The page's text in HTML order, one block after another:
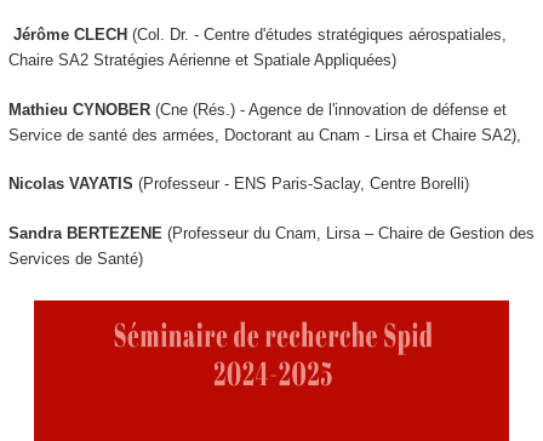
Jérôme CLECH (Col. Dr. - Centre d'études stratégiques aérospatiales,
Chaire SA2 Stratégies Aérienne et Spatiale Appliquées)
Mathieu CYNOBER (Cne (Rés.) - Agence de l'innovation de défense et
Service de santé des armées, Doctorant au Cnam - Lirsa et Chaire SA2),
Nicolas VAYATIS (Professeur - ENS Paris-Saclay, Centre Borelli)
Sandra BERTEZENE (Professeur du Cnam, Lirsa – Chaire de Gestion des
Services de Santé)